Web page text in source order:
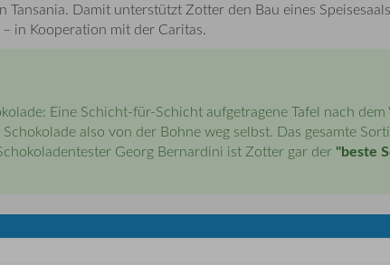
Damit unterstützt Zotter den Bau eines
in Kooperation mit der Caritas.
Eine Schicht-für-Schicht aufgetragene Tafel nach
also von der Bohne weg selbst. Das gesamte
Georg Bernardini ist Zotter gar der "beste